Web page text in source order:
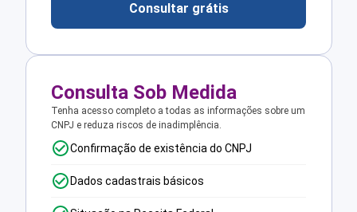
Consultar grátis
Consulta Sob Medida
Tenha acesso completo a todas as informações sobre um
CNPJ e reduza riscos de inadimplência.
Confirmação de existência do CNPJ
Dados cadastrais básicos